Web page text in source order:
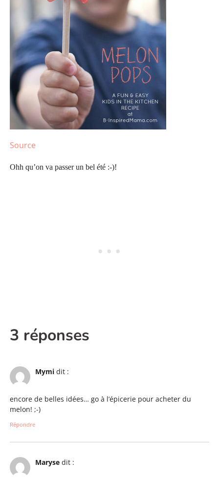
Source
Ohh qu’on va passer un bel été :-)!
3 réponses
Mymi dit :
encore de belles idées… go à l’épicerie pour acheter du
melon! ;-)
Répondre
Maryse dit :